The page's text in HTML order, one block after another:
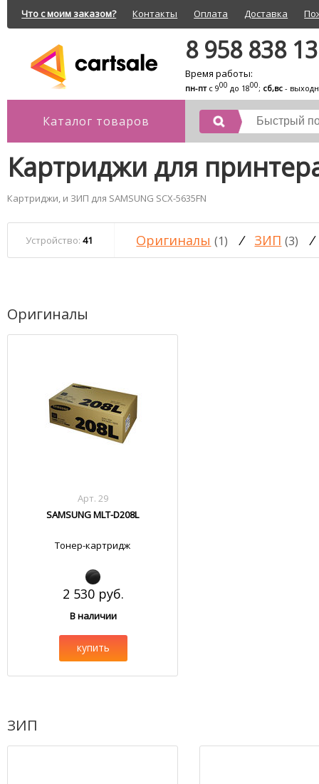
Что с моим заказом? Контакты Оплата Доставка
8 958 838
Время работы:
пн-птс 900 до 1800; сб,вс -
Каталог товаров
Картриджи для
Картриджи, и ЗИП для SAMSUNG SCX-5635FN
Устройство: 41 Оригиналы (1) / ЗИП (3) /
Оригиналы
Арт. 29
SAMSUNG MLT-D208L
Тонер-картридж
2 530 руб.
В наличии
купить
ЗИП